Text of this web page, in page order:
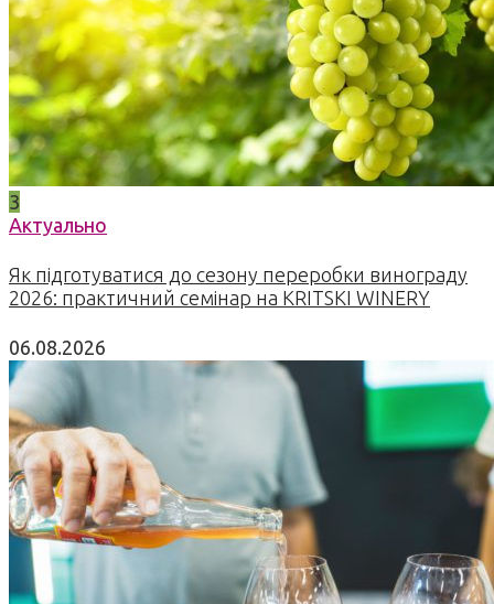
3
Актуально
Як підготуватися до сезону переробки винограду
2026: практичний семінар на KRITSKI WINERY
06.08.2026